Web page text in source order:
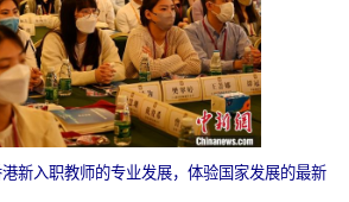
入职教师的专业发展，体验国家发展的最新